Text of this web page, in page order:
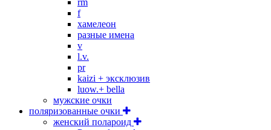
f
хамелеон
разные имена
v
l.v.
pr
kaizi + эксклюзив
luow.+ bella
мужские очки
поляризованные очки
женский полароид